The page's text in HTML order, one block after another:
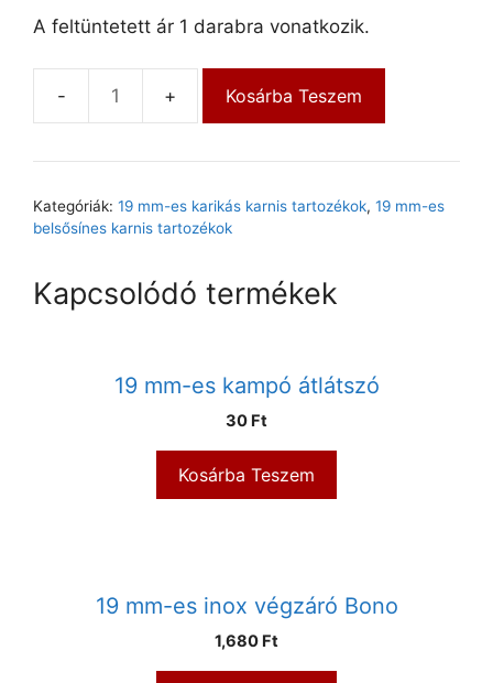
A feltüntetett ár 1 darabra vonatkozik.
Kosárba Teszem
Kategóriák: 19 mm-es karikás karnis tartozékok, 19 mm-es
belsősínes karnis tartozékok
Kapcsolódó termékek
19 mm-es kampó átlátszó
30 Ft
Kosárba Teszem
19 mm-es inox végzáró Bono
1,680 Ft